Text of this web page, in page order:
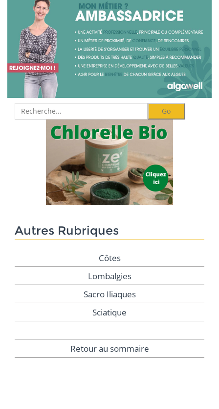
Autres Rubriques
Côtes
Lombalgies
Sacro Iliaques
Sciatique
Retour au sommaire